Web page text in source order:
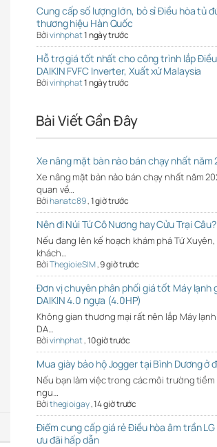
Cung cấp số lượng lớn, bỏ sỉ Điều hòa tủ
thương hiệu Hàn Quốc
Bởivinhphat1 ngày trước
Hỗ trợ giá tốt nhất cho công trình lắp
DAIKIN FVFC Inverter, Xuất xứ Malaysia
Bởivinhphat1 ngày trước
Bài Viết Gần Đây
Xe nâng mặt bàn nào bán chạy nhất năm
Xe nâng mặt bàn nào bán chạy nhất năm
quan về…
Bởihanatc89,1 giờ trước
Nên đi Núi Tứ Cô Nương hay Cửu Trại Câu?
Nếu đang lên kế hoạch khám phá Tứ
khách…
BởiThegioieSIM,9 giờ trước
Đơn vị chuyên phân phối giá tốt Máy lạnh
DAIKIN 4.0 ngựa (4.0HP)
Không gian thương mại rất nên lắp Máy
DA…
Bởivinhphat,10 giờ trước
Mua giày bảo hộ Jogger tại Bình Dương ở
Nếu bạn làm việc trong các môi trường
ngu…
Bởithegioigay,14 giờ trước
Điểm cung cấp giá rẻ Điều hòa âm trần
ưu đãi hấp dẫn